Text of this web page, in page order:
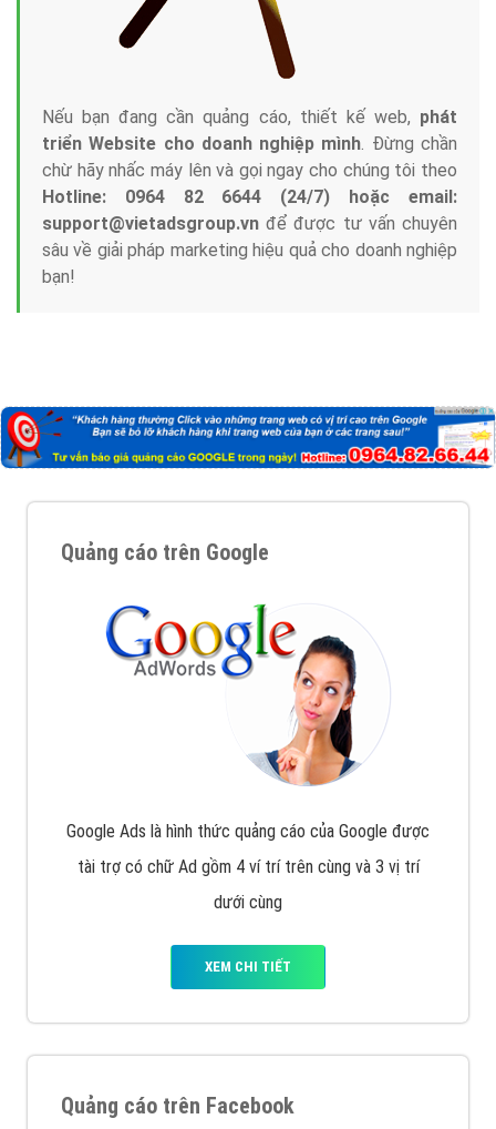
Nếu bạn đang cần quảng cáo, thiết kế web, phát
triển Website cho doanh nghiệp mình. Đừng chần
chừ hãy nhấc máy lên và gọi ngay cho chúng tôi theo
Hotline: 0964 82 6644 (24/7) hoặc email:
support@vietadsgroup.vn để được tư vấn chuyên
sâu về giải pháp marketing hiệu quả cho doanh nghiệp
bạn!
Quảng cáo trên Google
Google Ads là hình thức quảng cáo của Google được
tài trợ có chữ Ad gồm 4 ví trí trên cùng và 3 vị trí
dưới cùng
XEM CHI TIẾT
Quảng cáo trên Facebook